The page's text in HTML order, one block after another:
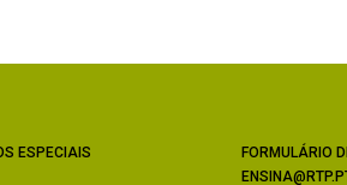
ESPECIAIS
FORMULÁRIO